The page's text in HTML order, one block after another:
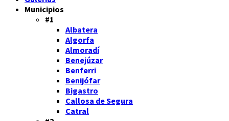
Municipios
#1
Albatera
Algorfa
Almoradí
Benejúzar
Benferri
Benijófar
Bigastro
Callosa de Segura
Catral